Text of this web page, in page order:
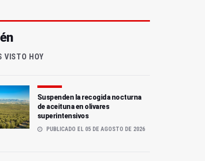
VISTO HOY
Suspenden la recogida nocturna
de aceituna en olivares
superintensivos
PUBLICADO EL 05 DE AGOSTO DE 2026